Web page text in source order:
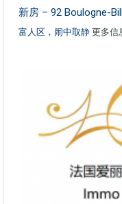
新房 – 92 Boulogne-
富人区，闹中取静更多信